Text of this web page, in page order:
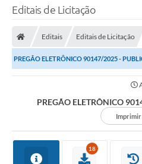
Editais de Licitação
Editais Editais de Licitação
PREGÃO ELETRÔNICO 90147/2025 -
PREGÃO ELETRÔNICO
Imprimir
18